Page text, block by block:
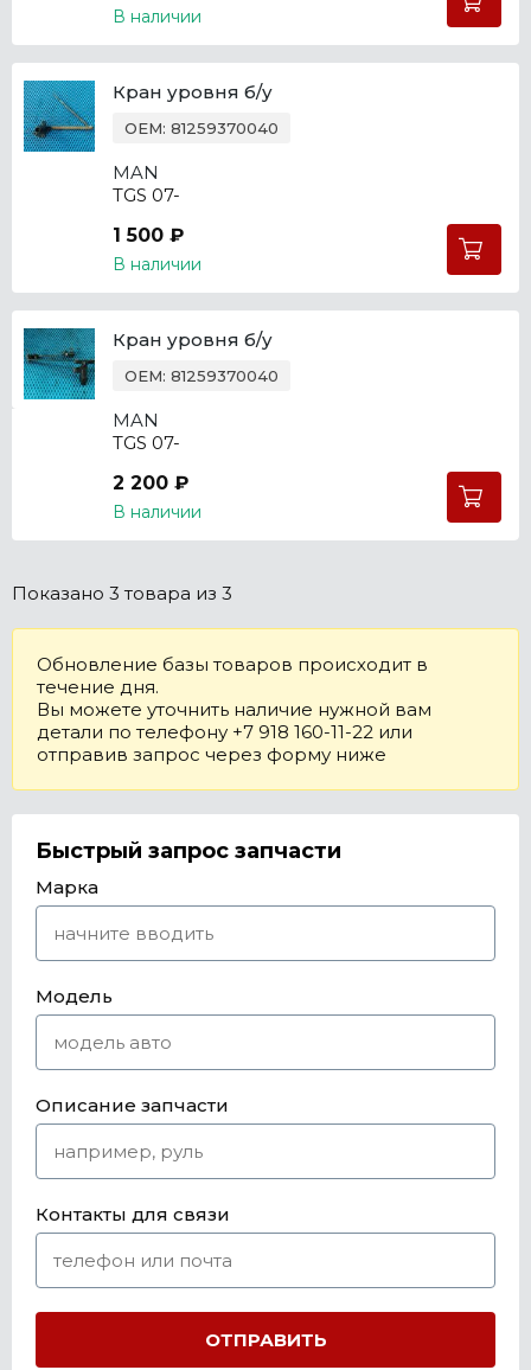
В наличии
Кран уровня б/у
OEM: 81259370040
MAN
TGS 07-
1 500 ₽
В наличии
Кран уровня б/у
OEM: 81259370040
MAN
TGS 07-
2 200 ₽
В наличии
Показано 3 товара из 3
Обновление базы товаров происходит в
течение дня.
Вы можете уточнить наличие нужной вам
детали по телефону +7 918 160-11-22 или
отправив запрос через форму ниже
Быстрый запрос запчасти
Марка
Модель
Описание запчасти
Контакты для связи